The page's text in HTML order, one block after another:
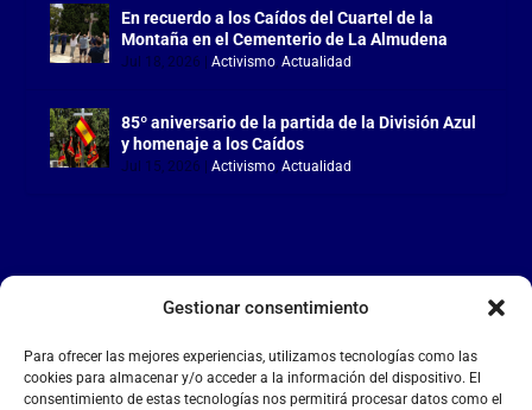
Gestionar consentimiento
Para ofrecer las mejores experiencias, utilizamos tecnologías como las
cookies para almacenar y/o acceder a la información del dispositivo. El
consentimiento de estas tecnologías nos permitirá procesar datos como el
En recuerdo a los Caídos del Cuartel de la
Montaña en el Cementerio de La Almudena
Jul 18, 2026 |Activismo ,Actualidad
85º aniversario de la partida de la División Azul
y homenaje a los Caídos
Jul 15, 2026 |Activismo ,Actualidad
LA FALANGE
Reproductor
de